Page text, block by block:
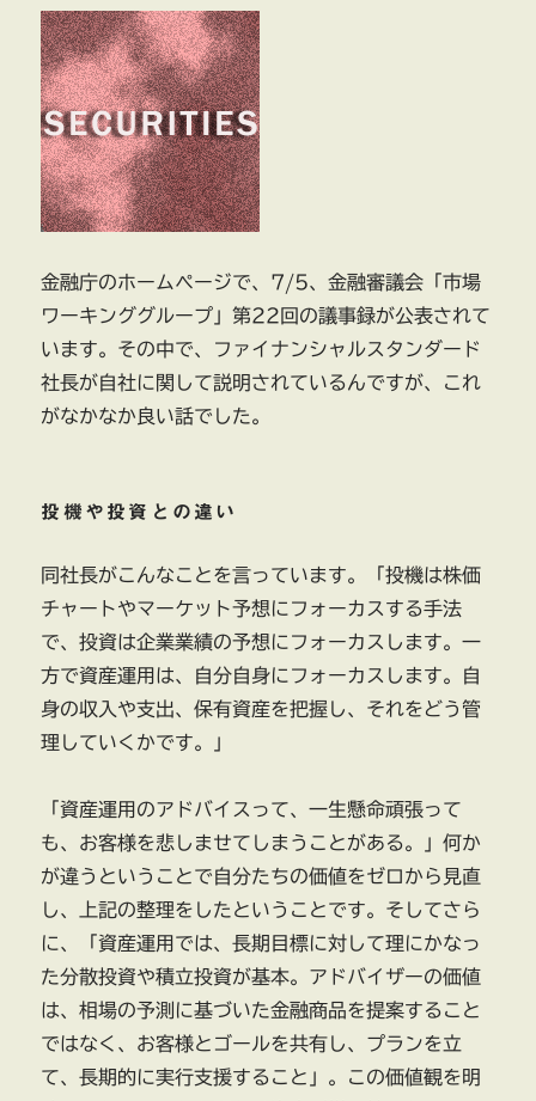
ー
業
界
団
体
設
立
事
務
は
本
資
産
用
ル
プ
金融庁のホームページで、7/5、金融審議会「市場
ワーキンググループ」第22回の議事録が公表されて
います。その中で、ファイナンシャルスタンダード
社長が自社に関して説明されているんですが、これ
がなかなか良い話でした。
投機や投資との違い
同社長がこんなことを言っています。「投機は株価
チャートやマーケット予想にフォーカスする手法
で、投資は企業業績の予想にフォーカスします。一
方で資産運用は、自分自身にフォーカスします。自
身の収入や支出、保有資産を把握し、それをどう管
理していくかです。」
「資産運用のアドバイスって、一生懸命頑張って
も、お客様を悲しませてしまうことがある。」何か
が違うということで自分たちの価値をゼロから見直
し、上記の整理をしたということです。そしてさら
に、「資産運用では、長期目標に対して理にかなっ
た分散投資や積立投資が基本。アドバイザーの価値
は、相場の予測に基づいた金融商品を提案すること
ではなく、お客様とゴールを共有し、プランを立
て、長期的に実行支援すること」。この価値観を明